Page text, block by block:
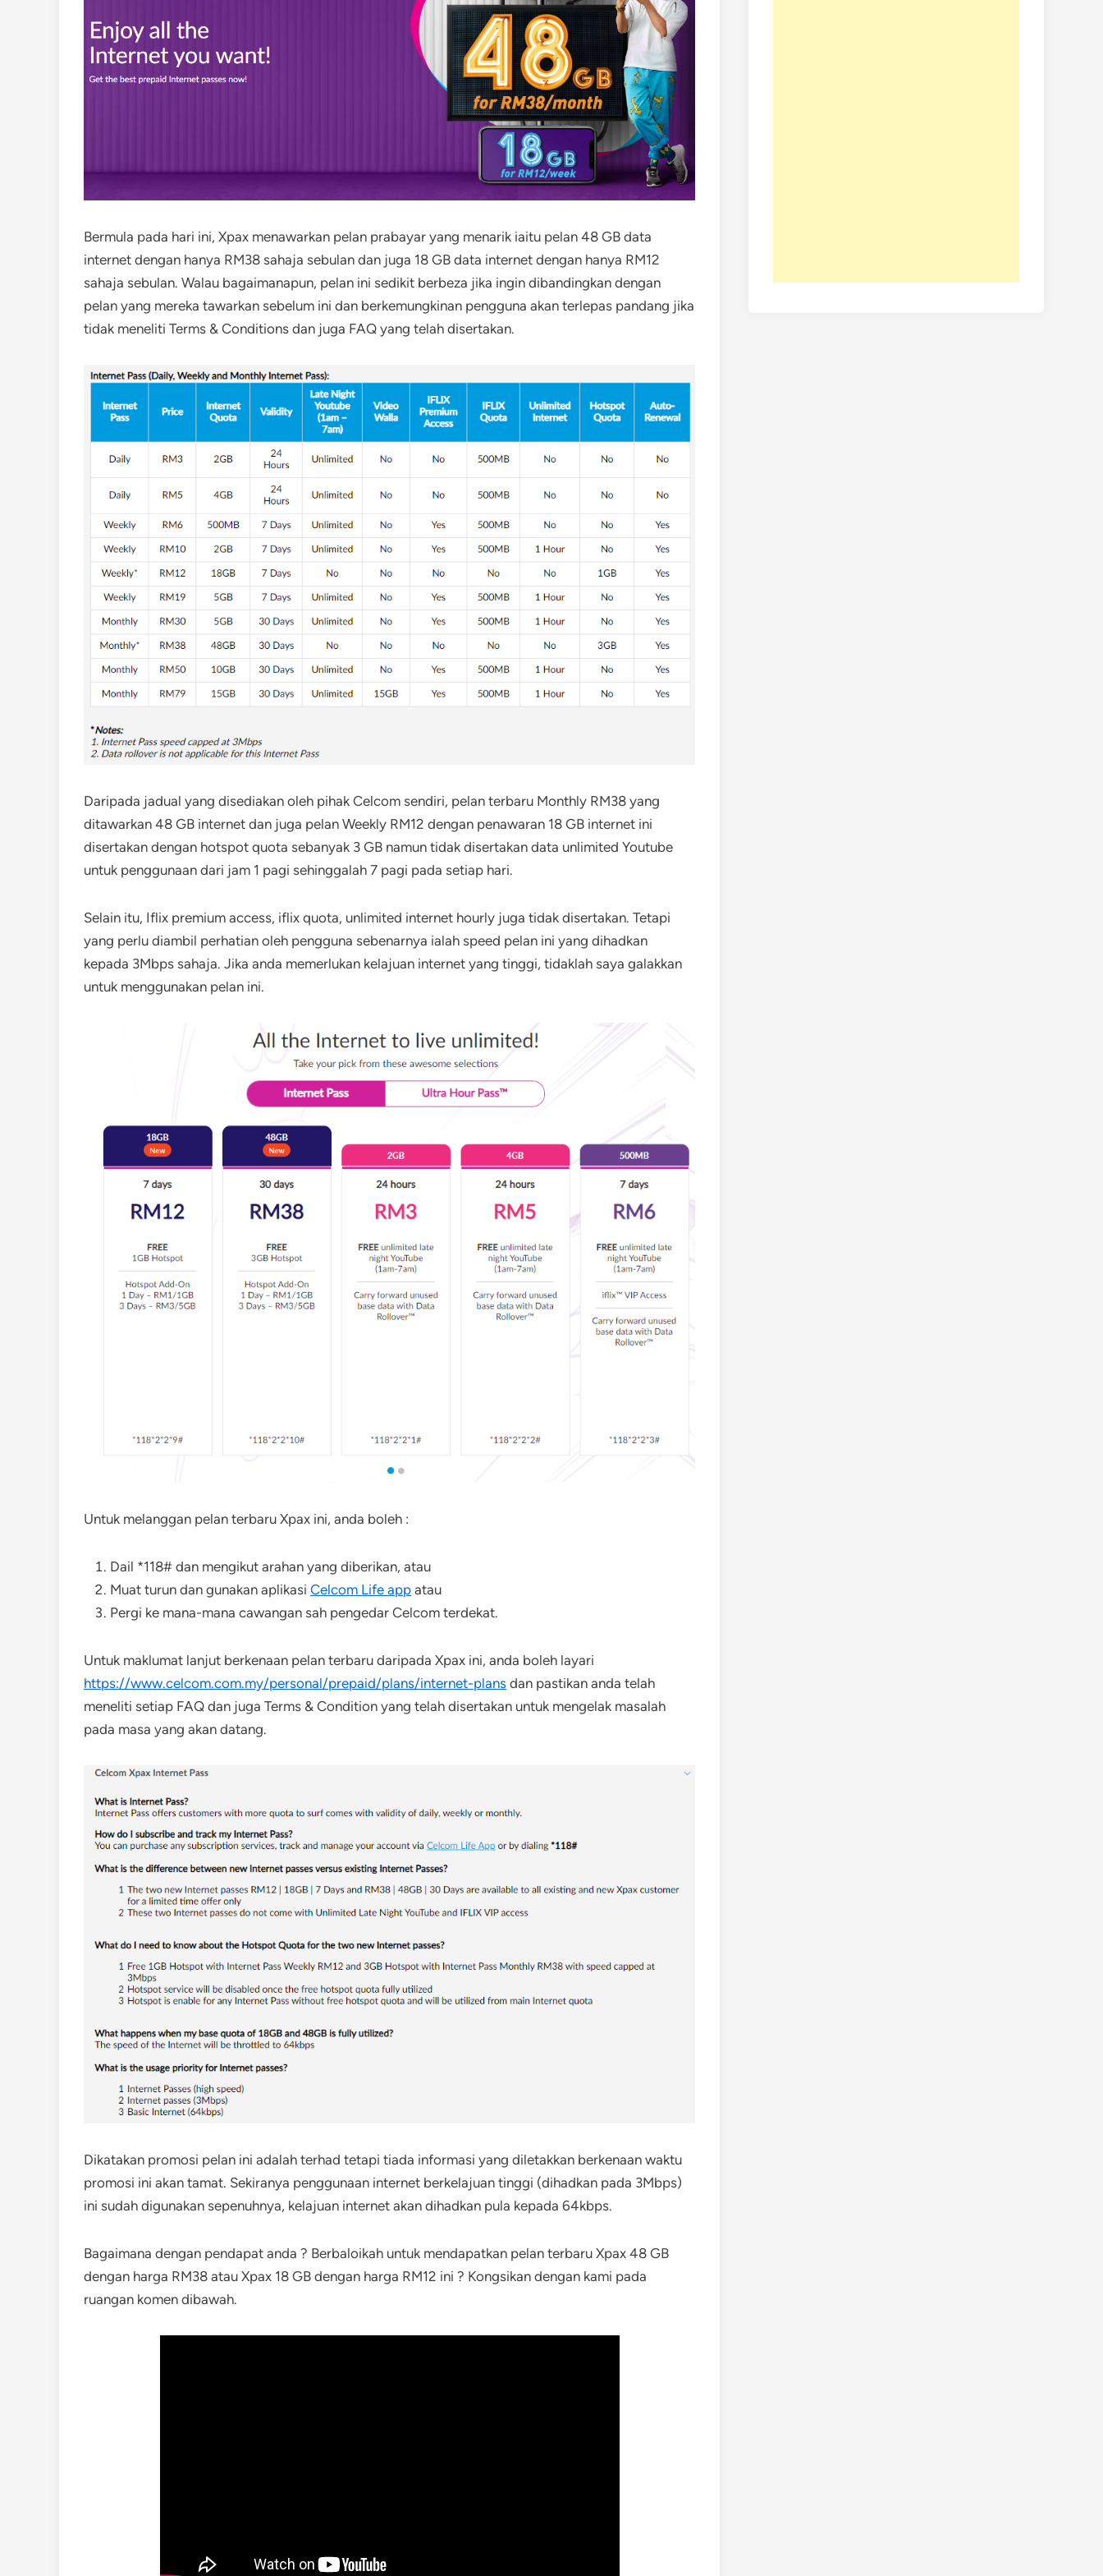
Bermula pada hari ini, Xpax menawarkan pelan prabayar yang menarik iaitu pelan 48 GB data
internet dengan hanya RM38 sahaja sebulan dan juga 18 GB data internet dengan hanya RM12
sahaja sebulan. Walau bagaimanapun, pelan ini sedikit berbeza jika ingin dibandingkan dengan
pelan yang mereka tawarkan sebelum ini dan berkemungkinan pengguna akan terlepas pandang jika
tidak meneliti Terms & Conditions dan juga FAQ yang telah disertakan.
Daripada jadual yang disediakan oleh pihak Celcom sendiri, pelan terbaru Monthly RM38 yang
ditawarkan 48 GB internet dan juga pelan Weekly RM12 dengan penawaran 18 GB internet ini
disertakan dengan hotspot quota sebanyak 3 GB namun tidak disertakan data unlimited Youtube
untuk penggunaan dari jam 1 pagi sehinggalah 7 pagi pada setiap hari.
Selain itu, Iflix premium access, iflix quota, unlimited internet hourly juga tidak disertakan. Tetapi
yang perlu diambil perhatian oleh pengguna sebenarnya ialah speed pelan ini yang dihadkan
kepada 3Mbps sahaja. Jika anda memerlukan kelajuan internet yang tinggi, tidaklah saya galakkan
untuk menggunakan pelan ini.
Untuk melanggan pelan terbaru Xpax ini, anda boleh :
Dail *118# dan mengikut arahan yang diberikan, atau
Muat turun dan gunakan aplikasi Celcom Life app atau
Pergi ke mana-mana cawangan sah pengedar Celcom terdekat.
Untuk maklumat lanjut berkenaan pelan terbaru daripada Xpax ini, anda boleh layari
https://www.celcom.com.my/personal/prepaid/plans/internet-plans dan pastikan anda telah
meneliti setiap FAQ dan juga Terms & Condition yang telah disertakan untuk mengelak masalah
pada masa yang akan datang.
Dikatakan promosi pelan ini adalah terhad tetapi tiada informasi yang diletakkan berkenaan waktu
promosi ini akan tamat. Sekiranya penggunaan internet berkelajuan tinggi (dihadkan pada 3Mbps)
ini sudah digunakan sepenuhnya, kelajuan internet akan dihadkan pula kepada 64kbps.
Bagaimana dengan pendapat anda ? Berbaloikah untuk mendapatkan pelan terbaru Xpax 48 GB
dengan harga RM38 atau Xpax 18 GB dengan harga RM12 ini ? Kongsikan dengan kami pada
ruangan komen dibawah.